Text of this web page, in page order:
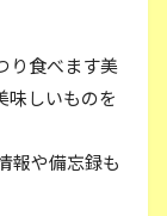
り食べます美
味しいものを
報や備忘録も